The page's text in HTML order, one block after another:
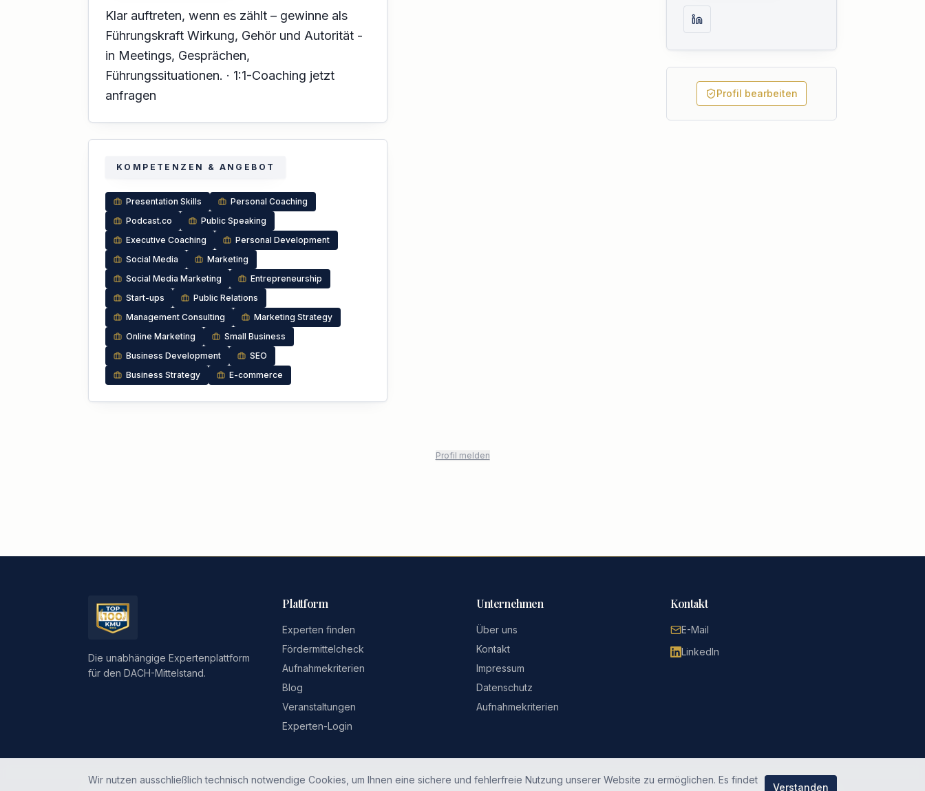
Klar auftreten, wenn es zählt – gewinne als
Führungskraft Wirkung, Gehör und Autorität -
in Meetings, Gesprächen,
Führungssituationen. · 1:1-Coaching jetzt
anfragen
KOMPETENZEN & ANGEBOT
Presentation Skills
Personal Coaching
Podcast.co
Public Speaking
Executive Coaching
Personal Development
Social Media
Marketing
Social Media Marketing
Entrepreneurship
Start-ups
Public Relations
Management Consulting
Marketing Strategy
Online Marketing
Small Business
Business Development
SEO
Business Strategy
E-commerce
Profil bearbeiten
Profil melden
Die unabhängige Expertenplattform
für den DACH-Mittelstand.
Plattform
Experten finden
Fördermittelcheck
Aufnahmekriterien
Blog
Veranstaltungen
Experten-Login
Unternehmen
Über uns
Kontakt
Impressum
Datenschutz
Aufnahmekriterien
Kontakt
E-Mail
LinkedIn
Wir nutzen ausschließlich technisch notwendige Cookies, um Ihnen eine sichere und fehlerfreie Nutzung unserer Website zu ermöglichen. Es findet
Verstanden